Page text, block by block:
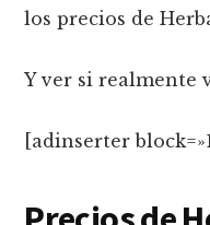
los precios de
Y ver si realmente
[adinserter